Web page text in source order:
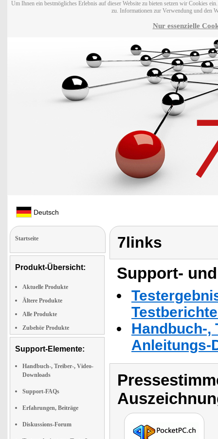
Um Ihnen ein bestmögliches Erlebnis auf dieser Website zu bieten setzen wir Cookies
zu. Informationen zur Verwendung und den
Nur essenzielle
Deutsch
Startseite
Produkt-Übersicht:
Aktuelle Produkte
Ältere Produkte
Alle Produkte
Zubehör Produkte
Support-Elemente:
Handbuch-, Treiber-, Video-
Downloads
Support-FAQs
Erfahrungen, Beiträge
Diskussions-Forum
7links
Support-
Handbuch-,
Anleitungs-